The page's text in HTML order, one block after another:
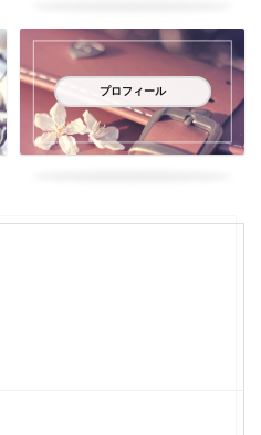
プロフィール